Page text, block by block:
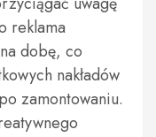
reklama
dobę, co
nakładów
zamontowaniu.